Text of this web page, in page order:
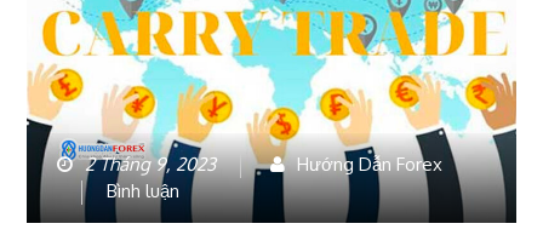
2 Tháng 9, 2023
Hướng Dẫn Forex
Bình luận bài
viết